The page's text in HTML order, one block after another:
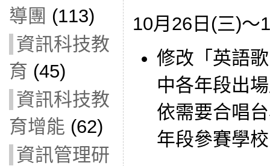
導團 (113)
資訊科技教
育 (45)
資訊科技教
育增能 (62)
資訊管理研
10月26日(三)～
修改「英語
中各年段出
依需要合唱
年段參賽學